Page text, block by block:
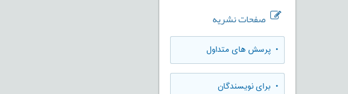
صفحات نشریه
• پرسش های متداول
• برای نویسندگان